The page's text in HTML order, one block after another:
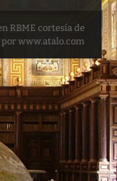
RBME cortesía de
por www.atalo.com